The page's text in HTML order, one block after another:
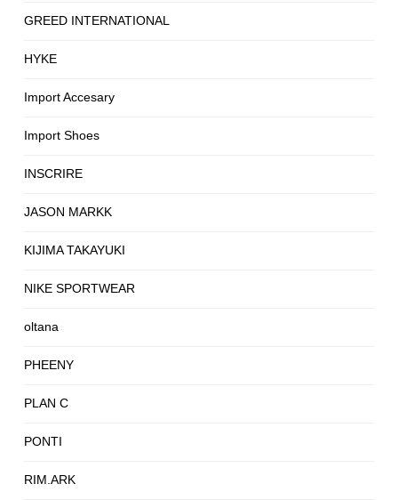
GREED INTERNATIONAL
HYKE
Import Accesary
Import Shoes
INSCRIRE
JASON MARKK
KIJIMA TAKAYUKI
NIKE SPORTWEAR
oltana
PHEENY
PLAN C
PONTI
RIM.ARK